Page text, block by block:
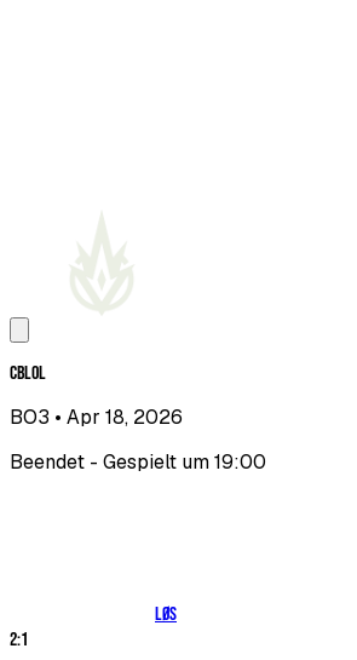
CBLOL
BO3 • Apr 18, 2026
Beendet - Gespielt um 19:00
LØS
2:1